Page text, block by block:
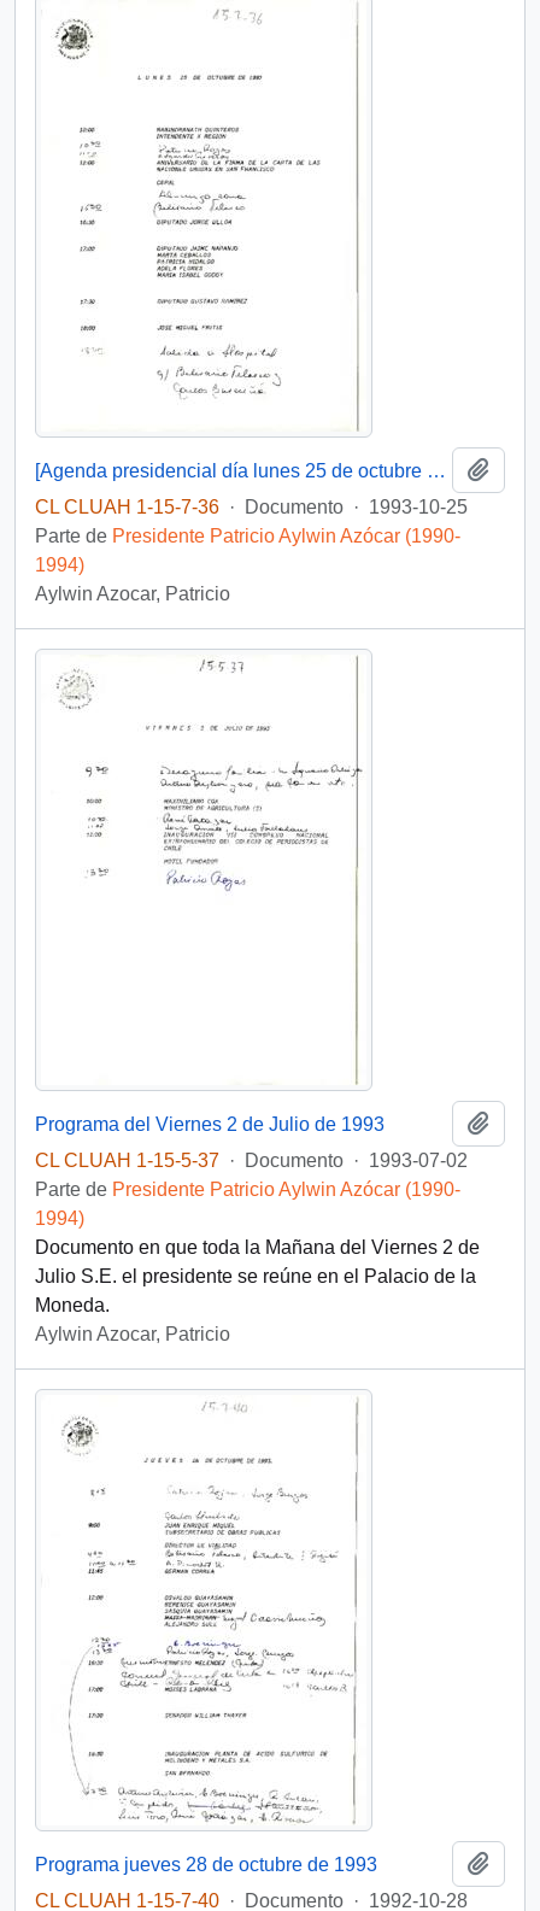
[Agenda presidencial día lunes 25 de octubre de 1993]
CL CLUAH 1-15-7-36 · Documento · 1993-10-25
Parte de Presidente Patricio Aylwin Azócar (1990-
1994)
Aylwin Azocar, Patricio
Programa del Viernes 2 de Julio de 1993
CL CLUAH 1-15-5-37 · Documento · 1993-07-02
Parte de Presidente Patricio Aylwin Azócar (1990-
1994)
Documento en que toda la Mañana del Viernes 2 de
Julio S.E. el presidente se reúne en el Palacio de la
Moneda.
Aylwin Azocar, Patricio
Programa jueves 28 de octubre de 1993
CL CLUAH 1-15-7-40 · Documento · 1992-10-28